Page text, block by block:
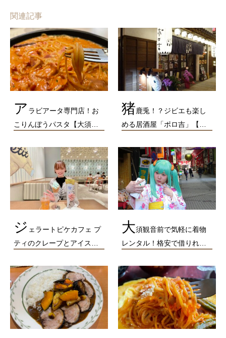
関連記事
ア ラビアータ専門店！お
こりんぼうパスタ【大須…
猪鹿兎！？ジビエも楽し
める居酒屋「ポロ吉」【…
ジ ェラートピケカフェ プ
ティのクレープとアイス…
大須観音前で気軽に着物
レンタル！格安で借りれ…